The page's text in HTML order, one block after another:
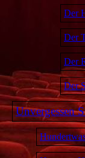
Der
Der
Der
Der
Unvergessen